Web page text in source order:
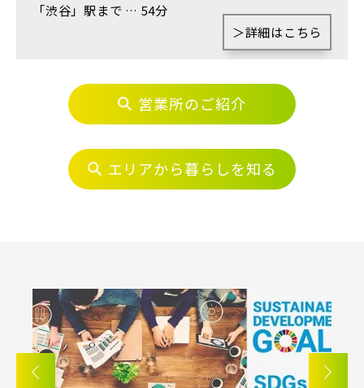
富士見市(0)
蓮田市(1)
ふじみ野市(1)
北足立郡伊奈町(4)
埼玉・東部エリア(16)
春日部市(5) 草加市(0)
越谷市(9)
三郷市(2)
市川市(4) 船橋市(8)
習志野市(1)
八千代市(1)
鎌ケ谷市(2)
浦安市(0)
白井市(0)
千葉市(2)
「渋谷」駅まで … 54分
＞詳細はこちら
営業所のご紹介
エリアから暮らしを知る